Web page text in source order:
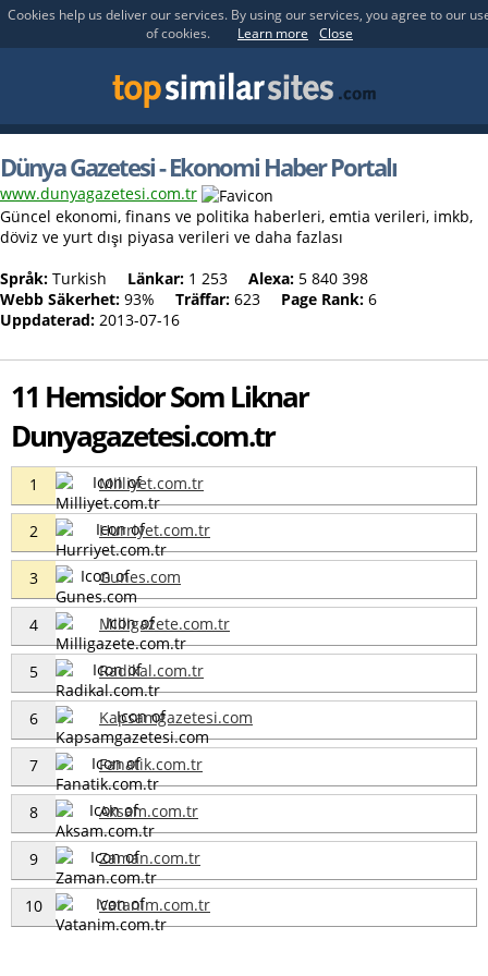
Cookies help us deliver our services. By using our services, you agree to our
of cookies.
Learn more Close
Dünya Gazetesi - Ekonomi Haber Portalı
www.dunyagazetesi.com.tr
Güncel ekonomi, finans ve politika haberleri, emtia verileri, imkb,
döviz ve yurt dışı piyasa verileri ve daha fazlası
Språk: Turkish Länkar: 1 253 Alexa: 5 840 398
Webb Säkerhet: 93% Träffar: 623 Page Rank: 6
Uppdaterad: 2013-07-16
11 Hemsidor Som Liknar
Dunyagazetesi.com.tr
1 Milliyet.com.tr
2 Hurriyet.com.tr
3 Gunes.com
4 Milligazete.com.tr
5 Radikal.com.tr
6 Kapsamgazetesi.com
7 Fanatik.com.tr
8 Aksam.com.tr
9 Zaman.com.tr
10 Vatanim.com.tr